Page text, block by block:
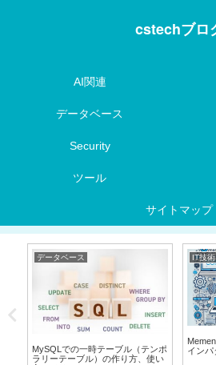
cstechブロ
AI関連
データベース
Security
ツール
サイトマップ
データベース
MySQLでの一時テーブル（テンポ
ラリーテーブル）の作り方、使い
IT技術
インパ